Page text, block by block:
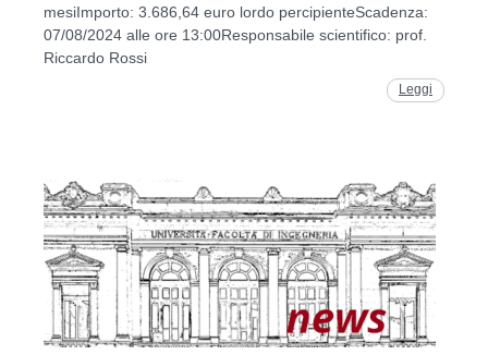
mesiImporto: 3.686,64 euro lordo percipienteScadenza:
07/08/2024 alle ore 13:00Responsabile scientifico: prof.
Riccardo Rossi
Leggi